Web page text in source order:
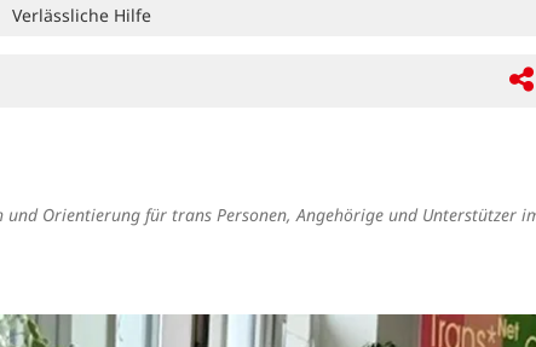
Verlässliche Hilfe
und Orientierung für trans Personen, Angehörige und Unterstützer